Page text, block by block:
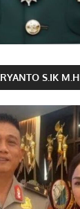
S.IK M.H